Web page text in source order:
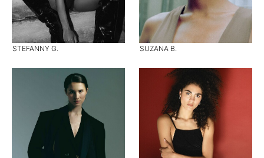
STEFANNY G. SUZANA B.